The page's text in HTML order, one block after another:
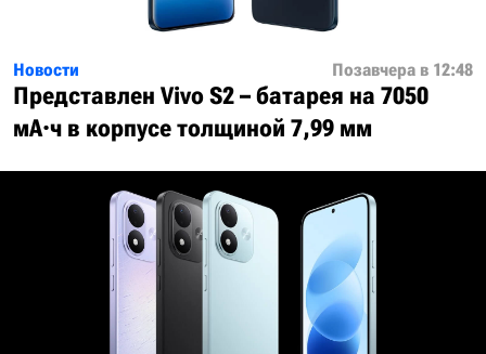
Новости Позавчера в 12:48
Представлен Vivo S2 – батарея на 7050
мА·ч в корпусе толщиной 7,99 мм